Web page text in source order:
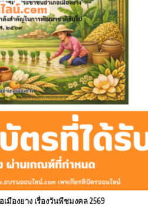
มืองยาง เรื่องวันพืชมงคล 2569